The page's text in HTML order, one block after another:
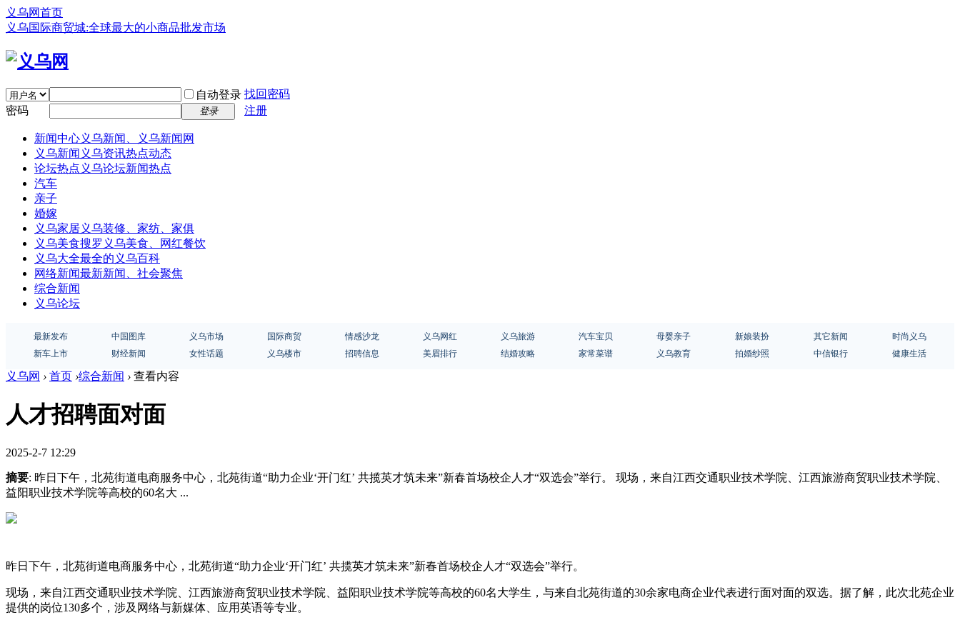
义乌网首页
义乌国际商贸城:全球最大的小商品批发市场
自动登录 找回密码
密码
登录 注册
新闻中心义乌新闻、义乌新闻网
义乌新闻 义乌资讯热点动态
论坛热点 义乌论坛新闻热点
汽车
亲子
婚嫁
义乌家居义乌装修、家纺、家俱
义乌美食搜罗义乌美食、网红餐饮
义乌大全最全的义乌百科
网络新闻最新新闻、社会聚焦
综合新闻
义乌论坛
最新发布 中国图库 义乌市场 国际商贸 情感沙龙 义乌网红 义乌旅游 汽车宝贝 母婴亲子 新娘装扮 其它新闻
时尚义乌
新车上市
财经新闻 女性话题 义乌楼市 招聘信息 美眉排行 结婚攻略 家常菜谱 义乌教育 拍婚纱照 中信银行 健康生活
义乌网 › 首页 ›综合新闻 › 查看内容
人才招聘面对面
2025-2-7 12:29
摘要: 昨日下午，北苑街道电商服务中心，北苑街道“助力企业‘开门红’ 共揽英才筑未来”新春首场校企人才“双选会”举行。 现场，来自江西交通职业技术学院、江西旅游商贸职业技术学院、
益阳职业技术学院等高校的60名大 ...
昨日下午，北苑街道电商服务中心，北苑街道“助力企业‘开门红’ 共揽英才筑未来”新春首场校企人才“双选会”举行。
现场，来自江西交通职业技术学院、江西旅游商贸职业技术学院、益阳职业技术学院等高校的60名大学生，与来自北苑街道的30余家电商企业代表进行面对面的双选。据了解，此次北苑企业
提供的岗位130多个，涉及网络与新媒体、应用英语等专业。